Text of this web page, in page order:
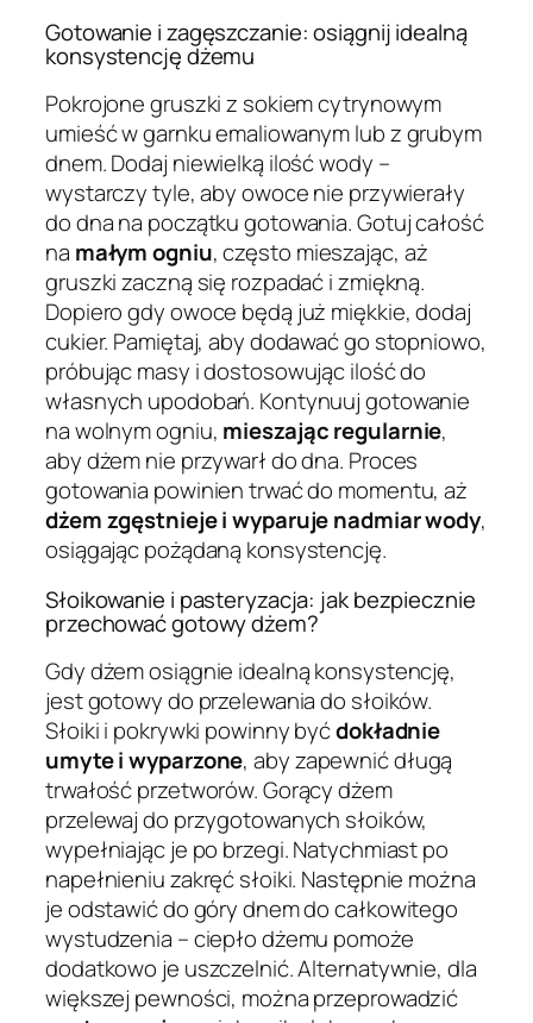
Gotowanie i zagęszczanie: osiągnij idealną
konsystencję dżemu
Pokrojone gruszki z sokiem cytrynowym
umieść w garnku emaliowanym lub z grubym
dnem. Dodaj niewielką ilość wody –
wystarczy tyle, aby owoce nie przywierały
do dna na początku gotowania. Gotuj całość
na małym ogniu, często mieszając, aż
gruszki zaczną się rozpadać i zmiękną.
Dopiero gdy owoce będą już miękkie, dodaj
cukier. Pamiętaj, aby dodawać go stopniowo,
próbując masy i dostosowując ilość do
własnych upodobań. Kontynuuj gotowanie
na wolnym ogniu, mieszając regularnie,
aby dżem nie przywarł do dna. Proces
gotowania powinien trwać do momentu, aż
dżem zgęstnieje i wyparuje nadmiar wody,
osiągając pożądaną konsystencję.
Słoikowanie i pasteryzacja: jak bezpiecznie
przechować gotowy dżem?
Gdy dżem osiągnie idealną konsystencję,
jest gotowy do przelewania do słoików.
Słoiki i pokrywki powinny byćdokładnie
umyte i wyparzone, aby zapewnić długą
trwałość przetworów. Gorący dżem
przelewaj do przygotowanych słoików,
wypełniając je po brzegi. Natychmiast po
napełnieniu zakręć słoiki. Następnie można
je odstawić do góry dnem do całkowitego
wystudzenia – ciepło dżemu pomoże
dodatkowo je uszczelnić. Alternatywnie, dla
większej pewności, można przeprowadzić